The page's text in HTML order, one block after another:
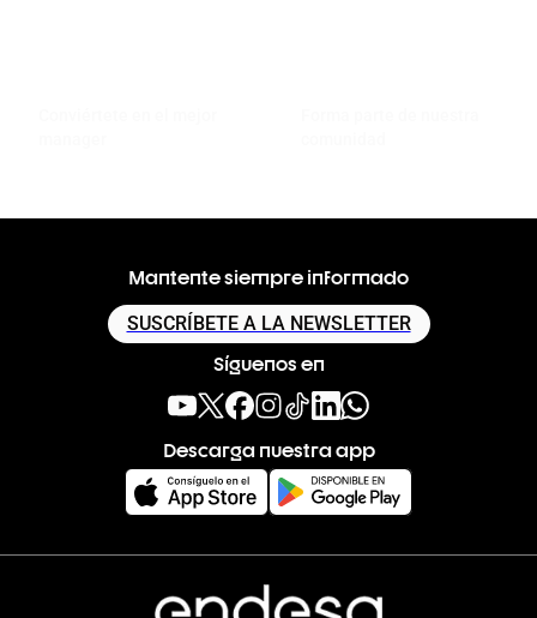
Mantente siempre informado
SUSCRÍBETE A LA NEWSLETTER
Síguenos en
Descarga nuestra app